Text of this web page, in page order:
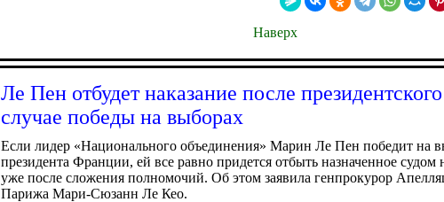
Наверх
Ле Пен отбудет наказание после
случае победы на выборах
Если лидер «Национального объединения» Марин Ле Пен победит на
президента Франции, ей все равно придется отбыть назначенное судом
уже после сложения полномочий. Об этом заявила генпрокурор
Парижа Мари-Сюзанн Ле Кео.